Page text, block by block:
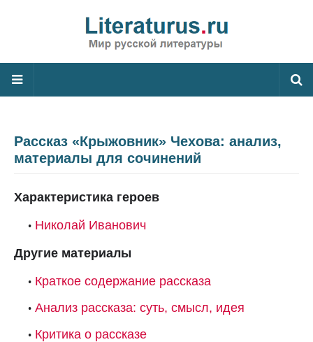
Рассказ «Крыжовник» Чехова: анализ,
материалы для сочинений
Характеристика героев
Николай Иванович
Другие материалы
Краткое содержание рассказа
Анализ рассказа: суть, смысл, идея
Критика о рассказе